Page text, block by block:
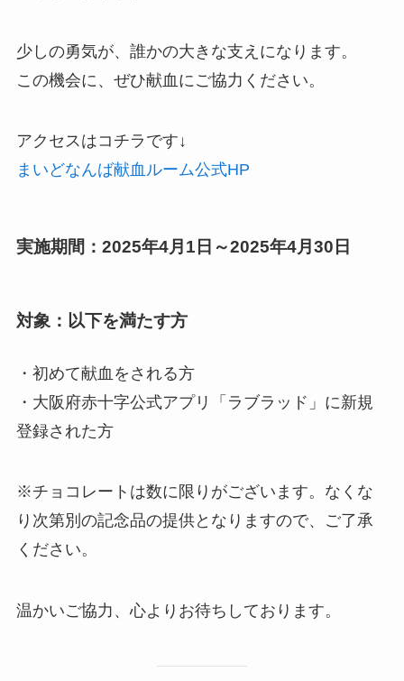
少しの勇気が、誰かの大きな支えになります。
この機会に、ぜひ献血にご協力ください。
アクセスはコチラです↓
まいどなんば献血ルーム公式HP
実施期間：2025年4月1日～2025年4月30日
対象：以下を満たす方
・初めて献血をされる方
・大阪府赤十字公式アプリ「ラブラッド」に新規
登録された方
※チョコレートは数に限りがございます。なくな
り次第別の記念品の提供となりますので、ご了承
ください。
温かいご協力、心よりお待ちしております。